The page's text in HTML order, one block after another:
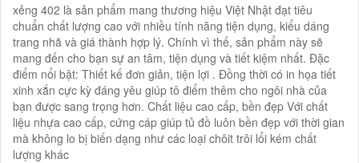
xẻng 402 là sản phẩm mang thương hiệu Việt Nhật đạt tiêu
chuẩn chất lượng cao với nhiều tính năng tiện dụng, kiểu dáng
trang nhã và giá thành hợp lý. Chính vì thế, sản phẩm này sẽ
mang đến cho bạn sự an tâm, tiện dụng và tiết kiệm nhất. Đặc
điểm nổi bật: Thiết kế đơn giản, tiện lợi . Đồng thời có in họa tiết
xinh xắn cực kỳ đáng yêu giúp tô điểm thêm cho ngôi nhà của
bạn được sang trọng hơn. Chất liệu cao cấp, bền đẹp Với chất
liệu nhựa cao cấp, cứng cáp giúp tủ đồ luôn bền đẹp với thời gian
mà không lo bị biến dạng như các loại chôit trôi lổi kém chất
lượng khác